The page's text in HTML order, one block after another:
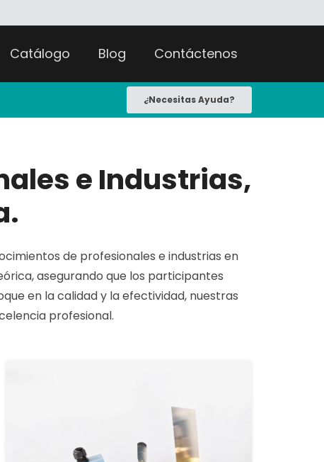
Catálogo Blog Contáctenos
¿Necesitas Ayuda?
e Industrias,
de profesionales e industrias en
asegurando que los participantes
en la calidad y la efectividad, nuestras
profesional.